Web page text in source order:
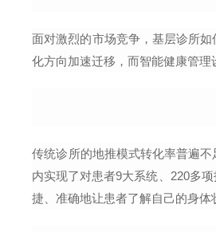
面对激烈的市场竞争，基层诊所
化方向加速迁移，而智能健康管理
传统诊所的地推模式转化率普遍不
内实现了对患者9大系统、 220多项
捷、准确地让患者了解自己的身体